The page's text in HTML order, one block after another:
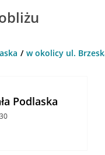
w okolicy ul.
Podlaska